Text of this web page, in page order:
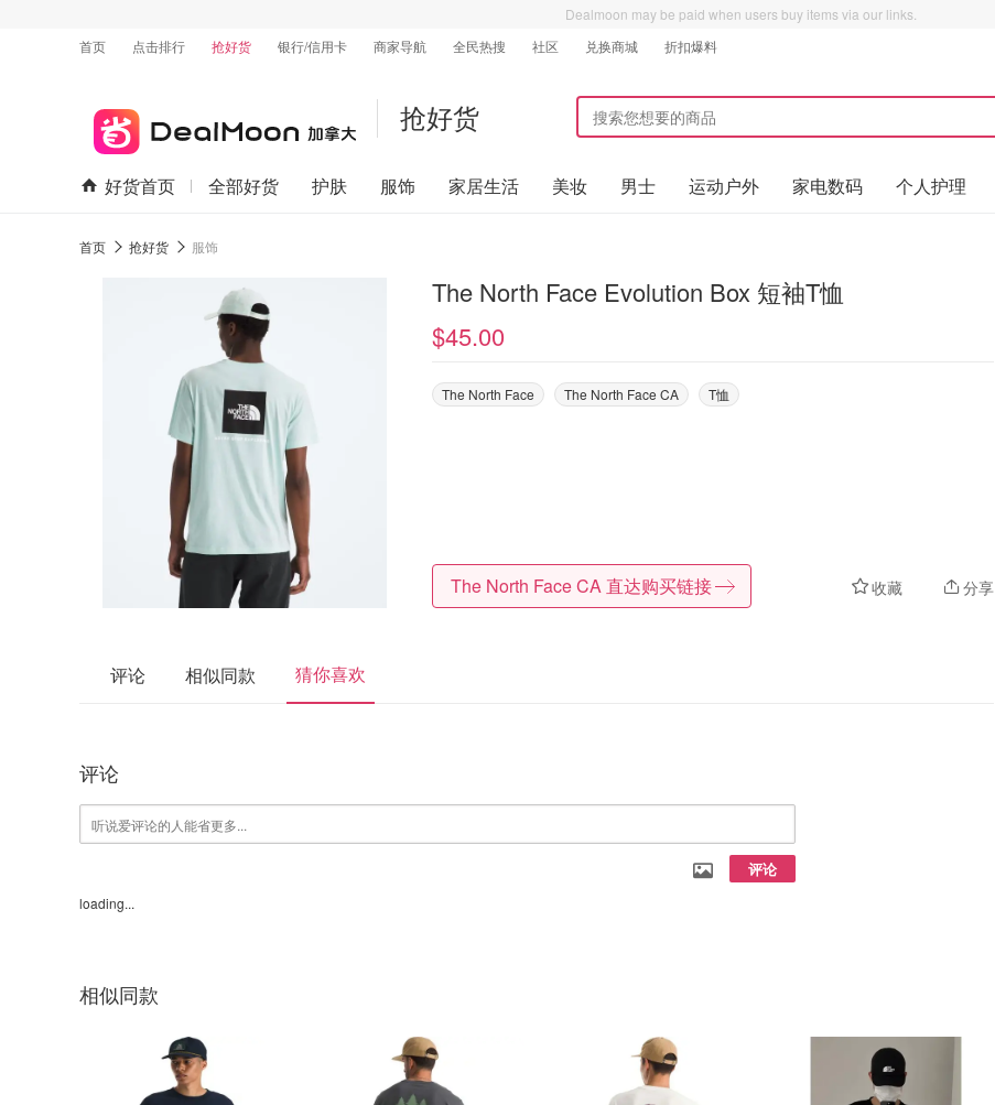
Dealmoon may be paid when users buy items via our links.
首页
点击排行 抢好货 银行/信用卡 商家导航 全民热搜 社区 兑换商城 折扣爆料
抢好货
好货首页 全部好货 护肤 服饰 家居生活 美妆 男士 运动户外 家电数码 个人护理
首页 抢好货 服饰
The North Face Evolution Box 短袖T恤
$45.00
The North Face The North Face CA T恤
收藏 分享
The North Face CA 直达购买链接
评论 相似同款 猜你喜欢
评论
评论
loading...
相似同款